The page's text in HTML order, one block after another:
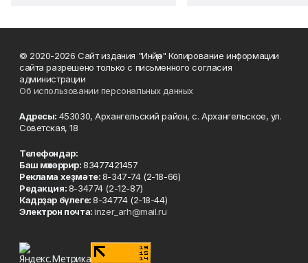
© 2020-2026 Сайт издания "Инйәр" Копирование информации
сайта разрешено только с письменного согласия
администрации
Об использовании персональных данных
Адресы: 453030, Архангельский район, с. Архангельское, ул.
Советская, 18
Телефондар:
Баш мөхәррир:83477421457
Реклама хеҙмәте:8-347-74 (2-18-66)
Редакция:8-34774 (2-12-87)
Кадрҙар бүлеге:8-34774 (2-18-44)
Электрон почта:inzer_arh@mail.ru